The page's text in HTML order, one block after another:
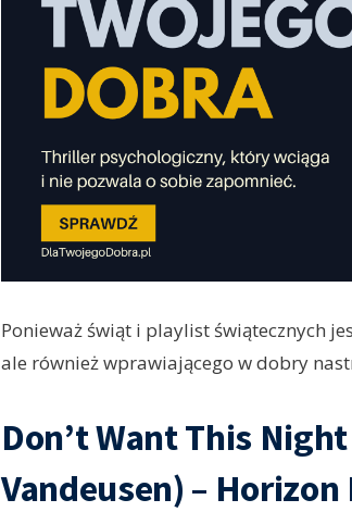
Ponieważ świąt i playlist świątecznych
ale również wprawiającego w dobry
Don’t Want This
Vandeusen) – Horizon